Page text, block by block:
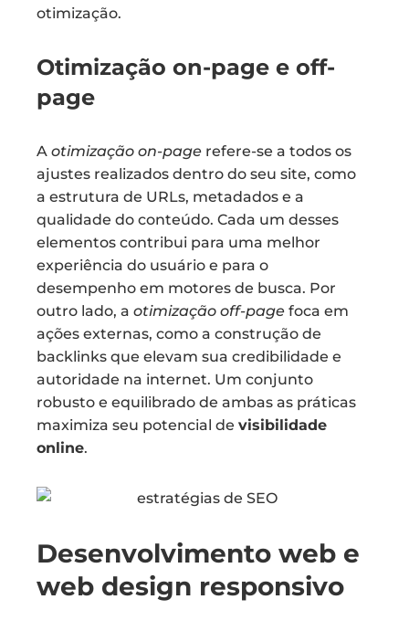
otimização.
Otimização on-page e off-
page
A otimização on-page refere-se a todos os
ajustes realizados dentro do seu site, como
a estrutura de URLs, metadados e a
qualidade do conteúdo. Cada um desses
elementos contribui para uma melhor
experiência do usuário e para o
desempenho em motores de busca. Por
outro lado, a otimização off-page foca em
ações externas, como a construção de
backlinks que elevam sua credibilidade e
autoridade na internet. Um conjunto
robusto e equilibrado de ambas as práticas
maximiza seu potencial de visibilidade
online.
Desenvolvimento web e
web design responsivo